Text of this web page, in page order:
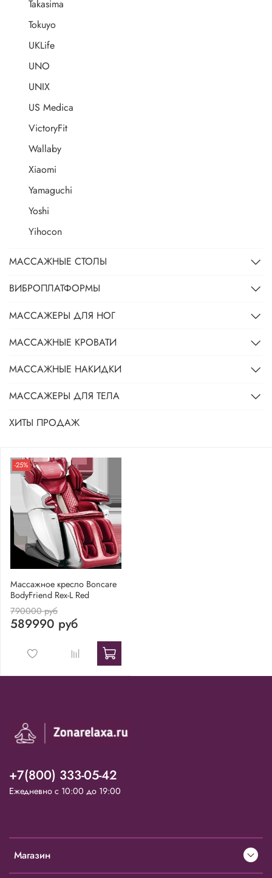
-25%
Массажное кресло Boncare
BodyFriend Rex-L Red
790000 руб
589990 руб
Takasima
Tokuyo
UKLife
UNO
UNIX
US Medica
VictoryFit
Wallaby
Xiaomi
Yamaguchi
Yoshi
Yihocon
МАССАЖНЫЕ СТОЛЫ
ВИБРОПЛАТФОРМЫ
МАССАЖЕРЫ ДЛЯ НОГ
МАССАЖНЫЕ КРОВАТИ
МАССАЖНЫЕ НАКИДКИ
МАССАЖЕРЫ ДЛЯ ТЕЛА
ХИТЫ ПРОДАЖ
Магазин
+7(800) 333-05-42
Ежедневно с 10:00 до 19:00